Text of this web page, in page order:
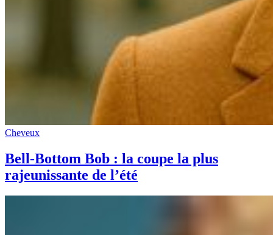
Cheveux
Bell-Bottom Bob : la coupe la plus
rajeunissante de l’été